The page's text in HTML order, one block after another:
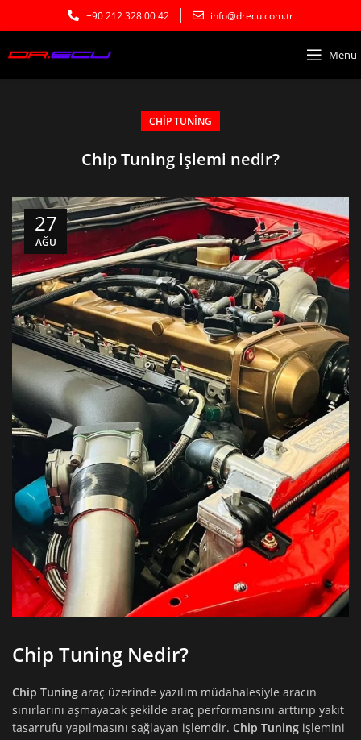
+90 212 328 00 42 info@drecu.com.tr
Menü
CHIP TUNING
Chip Tuning işlemi nedir?
27
AĞU
Chip Tuning Nedir?
Chip Tuning araç üzerinde yazılım müdahalesiyle aracın
sınırlarını aşmayacak şekilde araç performansını arttırıp yakıt
tasarrufu yapılmasını sağlayan işlemdir. Chip Tuning işlemini